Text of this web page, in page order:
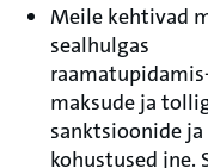
Meile kehtivad
sealhulgas
maksude ja
sanktsioonide
kohustused